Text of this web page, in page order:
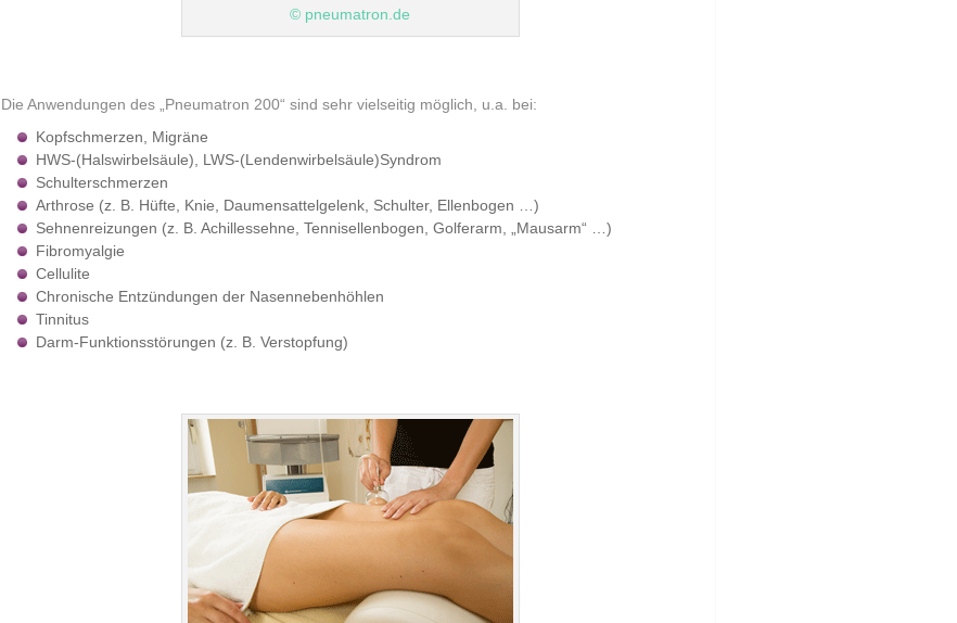
© pneumatron.de
Die Anwendungen des „Pneumatron 200“ sind sehr vielseitig möglich, u.a. bei:
Kopfschmerzen, Migräne
HWS-(Halswirbelsäule), LWS-(Lendenwirbelsäule)Syndrom
Schulterschmerzen
Arthrose (z. B. Hüfte, Knie, Daumensattelgelenk, Schulter, Ellenbogen …)
Sehnenreizungen (z. B. Achillessehne, Tennisellenbogen, Golferarm, „Mausarm“ …)
Fibromyalgie
Cellulite
Chronische Entzündungen der Nasennebenhöhlen
Tinnitus
Darm-Funktionsstörungen (z. B. Verstopfung)